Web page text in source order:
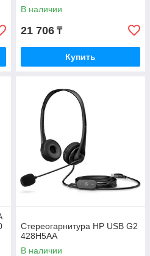
В наличии
21 706 ₸
Купить
Стереогарнитура HP USB G2
428H5AA
В наличии